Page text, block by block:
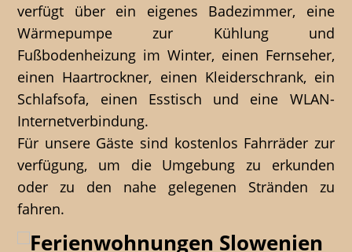
verfügt über ein eigenes Badezimmer, eine
Wärmepumpe zur Kühlung und
Fußbodenheizung im Winter, einen Fernseher,
einen Haartrockner, einen Kleiderschrank, ein
Schlafsofa, einen Esstisch und eine WLAN-
Internetverbindung.
Für unsere Gäste sind kostenlos Fahrräder zur
verfügung, um die Umgebung zu erkunden
oder zu den nahe gelegenen Stränden zu
fahren.